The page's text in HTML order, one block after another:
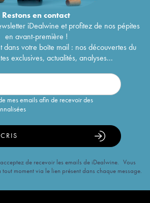
Restons encontact
iDealwine et profitez de nos pépites
en avant-première !
dans votre boîte mail : nos découvertes du
exclusives, actualités, analyses...
mes emails afin de recevoir des
de recevoir les emails de iDealwine. Vous
moment via le lien présent dans chaque message.